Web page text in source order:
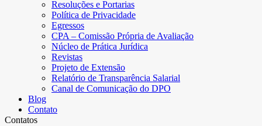
Resoluções e Portarias
Política de Privacidade
Egressos
CPA – Comissão Própria de Avaliação
Núcleo de Prática Jurídica
Revistas
Projeto de Extensão
Relatório de Transparência Salarial
Canal de Comunicação do DPO
Blog
Contato
Contatos